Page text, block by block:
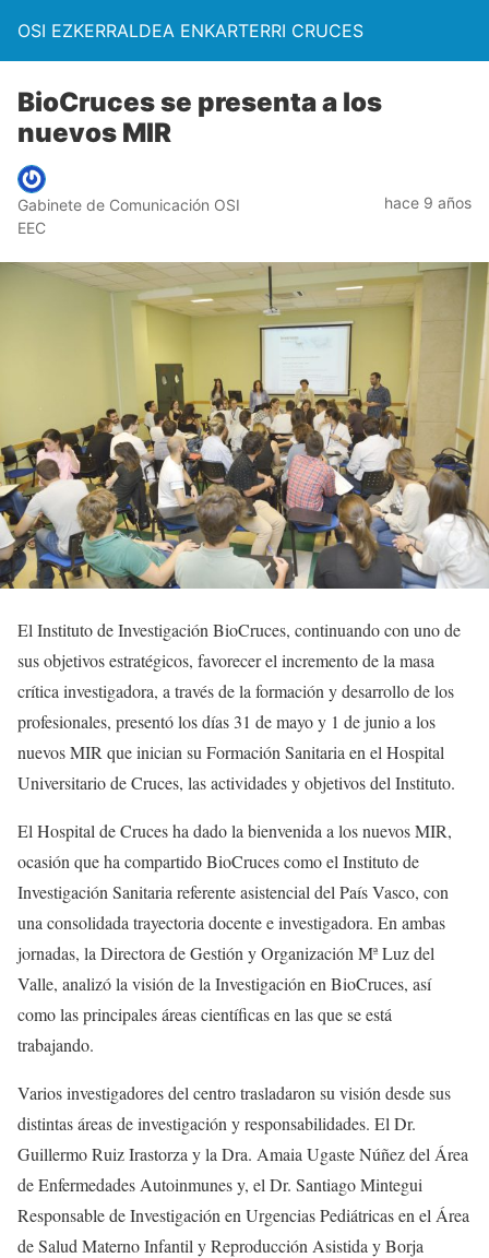
OSI EZKERRALDEA ENKARTERRI CRUCES
BioCruces se presenta a los
nuevos MIR
Gabinete de Comunicación OSI
EEC
hace 9 años
El Instituto de Investigación BioCruces, continuando con uno de
sus objetivos estratégicos, favorecer el incremento de la masa
crítica investigadora, a través de la formación y desarrollo de los
profesionales, presentó los días 31 de mayo y 1 de junio a los
nuevos MIR que inician su Formación Sanitaria en el Hospital
Universitario de Cruces, las actividades y objetivos del Instituto.
El Hospital de Cruces ha dado la bienvenida a los nuevos MIR,
ocasión que ha compartido BioCruces como el Instituto de
Investigación Sanitaria referente asistencial del País Vasco, con
una consolidada trayectoria docente e investigadora. En ambas
jornadas, la Directora de Gestión y Organización Mª Luz del
Valle, analizó la visión de la Investigación en BioCruces, así
como las principales áreas científicas en las que se está
trabajando.
Varios investigadores del centro trasladaron su visión desde sus
distintas áreas de investigación y responsabilidades. El Dr.
Guillermo Ruiz Irastorza y la Dra. Amaia Ugaste Núñez del Área
de Enfermedades Autoinmunes y, el Dr. Santiago Mintegui
Responsable de Investigación en Urgencias Pediátricas en el Área
de Salud Materno Infantil y Reproducción Asistida y Borja